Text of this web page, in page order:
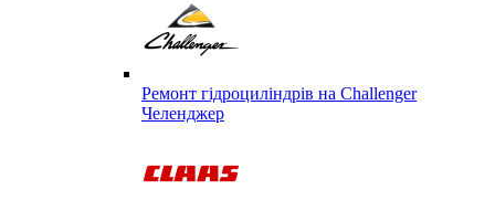
Ремонт гідроциліндрів на Challenger
Челенджер